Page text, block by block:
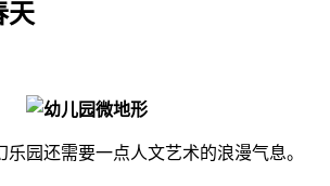
天
园还需要一点人文艺术的浪漫气息。